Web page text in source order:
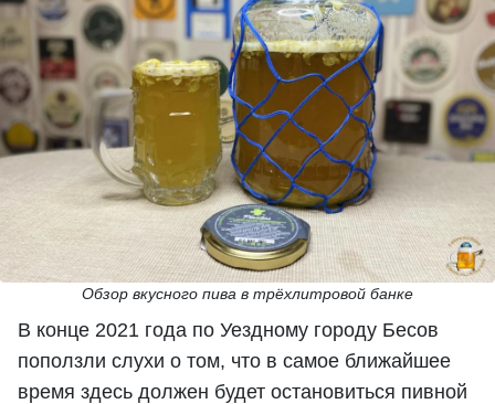
Обзор вкусного пива в трёхлитровой банке
В конце 2021 года по Уездному городу Бесов
поползли слухи о том, что в самое ближайшее
время здесь должен будет остановиться пивной